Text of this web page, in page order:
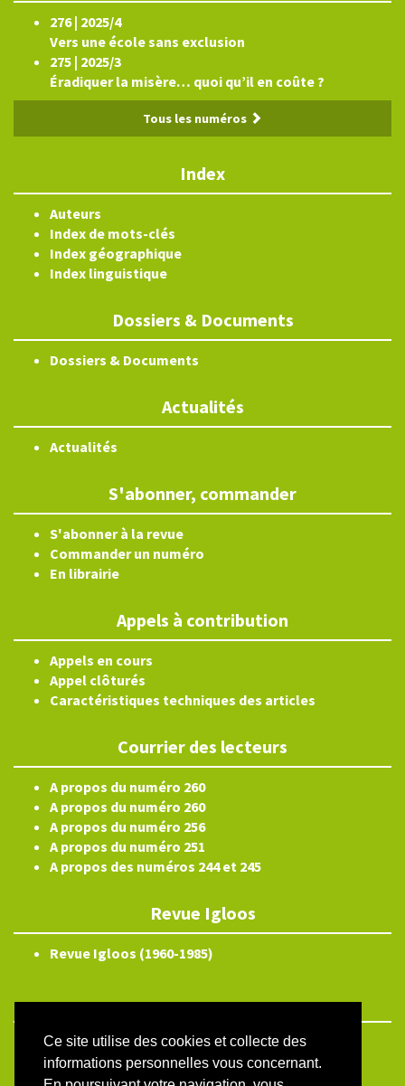
Ce site utilise des cookies et collecte des
informations personnelles vous concernant.
276 | 2025/4
Vers une école sans exclusion
275 | 2025/3
Éradiquer la misère… quoi qu’il en coûte ?
Tous les numéros
Index
Auteurs
Index de mots-clés
Index géographique
Index linguistique
Dossiers & Documents
Dossiers & Documents
Actualités
Actualités
S'abonner, commander
S'abonner à la revue
Commander un numéro
En librairie
Appels à contribution
Appels en cours
Appel clôturés
Caractéristiques techniques des articles
Courrier des lecteurs
A propos du numéro 260
A propos du numéro 260
A propos du numéro 256
A propos du numéro 251
A propos des numéros 244 et 245
Revue Igloos
Revue Igloos (1960-1985)
ISSN électronique 2804-3359
Plan du site